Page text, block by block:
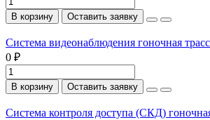
В корзину Оставить заявку
Система видеонаблюдения гоночная
0 ₽
В корзину Оставить заявку
Система контроля доступа (СКД)